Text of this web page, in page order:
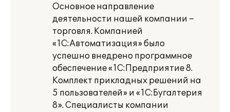
Основное направление
деятельности нашей компании –
торговля. Компанией
«1С:Автоматизация» было
успешно внедрено программное
обеспечение «1С:Предприятие 8.
Комплект прикладных решений на
5 пользователей» и «1С:Бугалтерия
8». Специалисты компании